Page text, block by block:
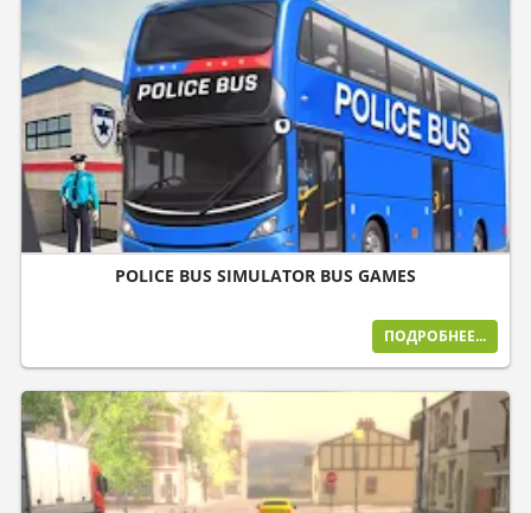
POLICE BUS SIMULATOR BUS GAMES
ПОДРОБНЕЕ...